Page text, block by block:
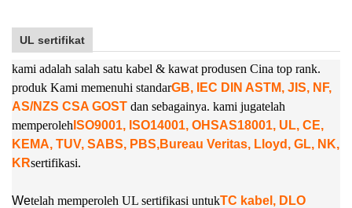
UL sertifikat
kami adalah salah satu kabel & kawat produsen Cina top rank.
produk Kami memenuhi standarGB, IEC DIN ASTM, JIS, NF,
AS/NZS CSA GOST dan sebagainya. kami jugatelah
memperoleh ISO9001, ISO14001, OHSAS18001, UL, CE,
KEMA, TUV, SABS, PBS,Bureau Veritas, Lloyd, GL, NK,
KRsertifikasi.
Wetelah memperoleh UL sertifikasi untukTC kabel, DLO